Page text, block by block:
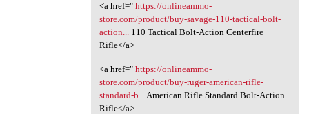
<a href=" https://onlineammo-
store.com/product/buy-savage-110-tactical-bolt-
action...110 Tactical Bolt-Action Centerfire
Rifle</a>
<a href=" https://onlineammo-
store.com/product/buy-ruger-american-rifle-
standard-b...
American Rifle Standard Bolt-Action
Rifle</a>